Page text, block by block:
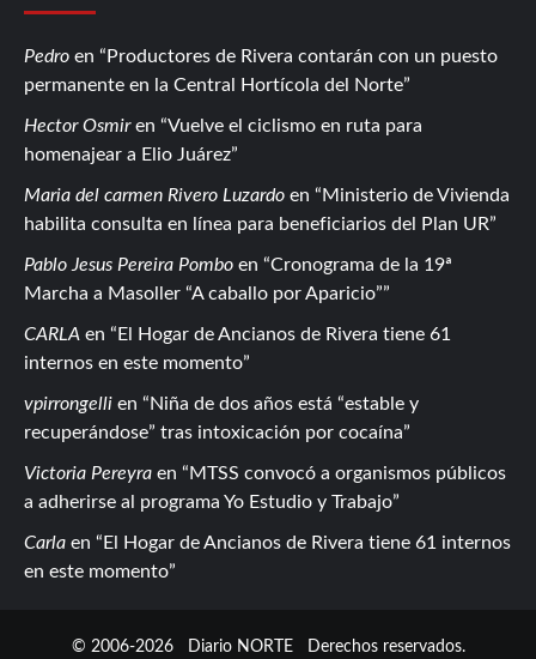
Pedro en
Productores de Rivera contarán con un puesto
permanente en la Central Hortícola del Norte
Hector Osmiren
Vuelve el ciclismo en ruta para
homenajear a Elio Juárez
Maria del carmen Rivero Luzardo en
Ministerio de Vivienda
habilita consulta en línea para beneficiarios del Plan UR
Pablo Jesus Pereira Pombo en
Cronograma de la 19ª
Marcha a Masoller “A caballo por Aparicio”
CARLA en
El Hogar de Ancianos de Rivera tiene 61
internos en este momento
vpirrongelli en
Niña de dos años está “estable y
recuperándose” tras intoxicación por cocaína
Victoria Pereyra en
MTSS convocó a organismos públicos
a adherirse al programa Yo Estudio y Trabajo
Carla en
El Hogar de Ancianos de Rivera tiene 61 internos
en este momento
© 2006-2026 Diario NORTE Derechos reservados.